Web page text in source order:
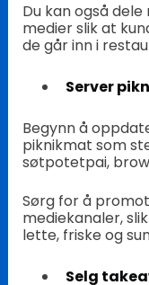
Du kan også
medier slik at
de går inn i
Server
Begynn å
piknikmat som
søtpotetpai,
Sørg for å
mediekanaler,
lette, friske og
Selg